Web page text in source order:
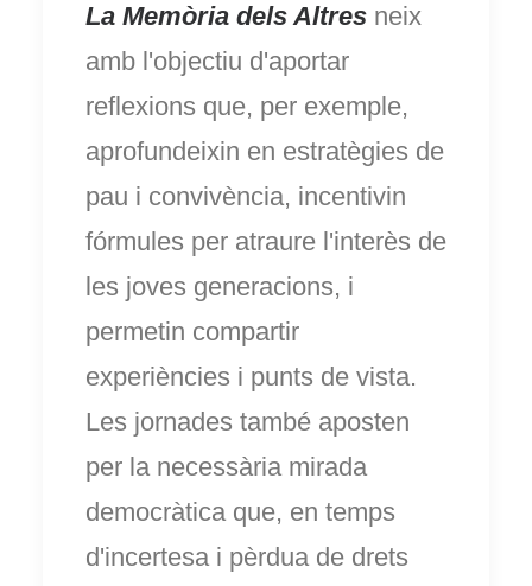
La Memòria dels Altres neix
amb l'objectiu d'aportar
reflexions que, per exemple,
aprofundeixin en estratègies de
pau i convivència, incentivin
fórmules per atraure l'interès de
les joves generacions, i
permetin compartir
experiències i punts de vista.
Les jornades també aposten
per la necessària mirada
democràtica que, en temps
d'incertesa i pèrdua de drets